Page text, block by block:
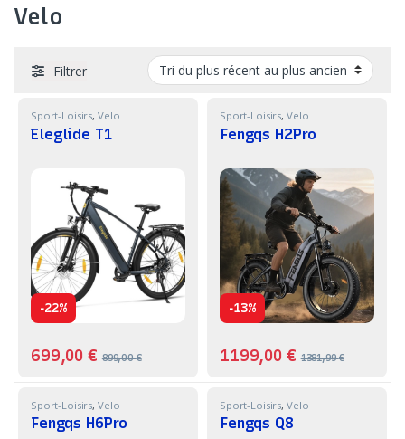
Velo
Filtrer
Sport-Loisirs, Velo
Eleglide T1
-22%
699,00€ 899,00€
Sport-Loisirs, Velo
Fengqs H2Pro
-13%
1199,00 € 1381,99€
Sport-Loisirs, Velo
Fengqs H6Pro
Sport-Loisirs, Velo
Fengqs Q8